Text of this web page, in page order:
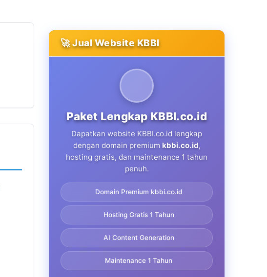
🚀 Jual Website KBBI
Paket Lengkap KBBI.co.id
Dapatkan website KBBI.co.id lengkap
dengan domain premium kbbi.co.id,
hosting gratis, dan maintenance 1 tahun
penuh.
Domain Premium kbbi.co.id
Hosting Gratis 1 Tahun
AI Content Generation
Maintenance 1 Tahun